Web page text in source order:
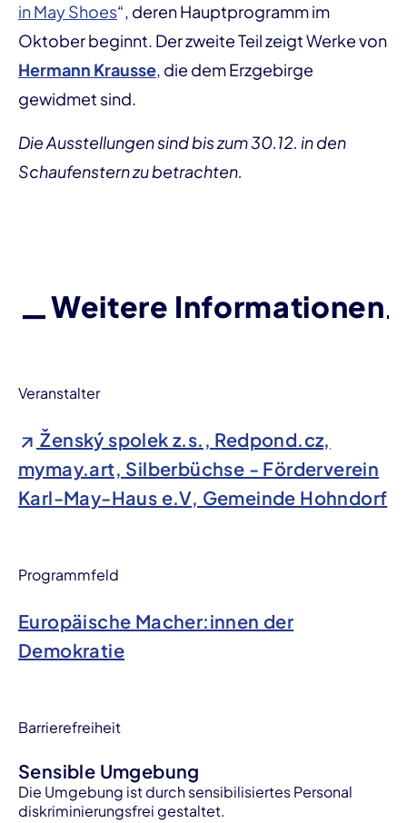
in May Shoes“, deren Hauptprogramm im
Oktober beginnt. Der zweite Teil zeigt Werke von
Hermann Krausse, die dem Erzgebirge
gewidmet sind.
Die Ausstellungen sind bis zum 30.12. in den
Schaufenstern zu betrachten.
Weitere Informationen
Veranstalter
Ženský spolek z.s., Redpond.cz,
mymay.art, Silberbüchse - Förderverein
Karl-May-Haus e.V, Gemeinde Hohndorf
Programmfeld
Europäische Macher:innen der
Demokratie
Barrierefreiheit
Sensible Umgebung
Die Umgebung ist durch sensibilisiertes Personal
diskriminierungsfrei gestaltet.